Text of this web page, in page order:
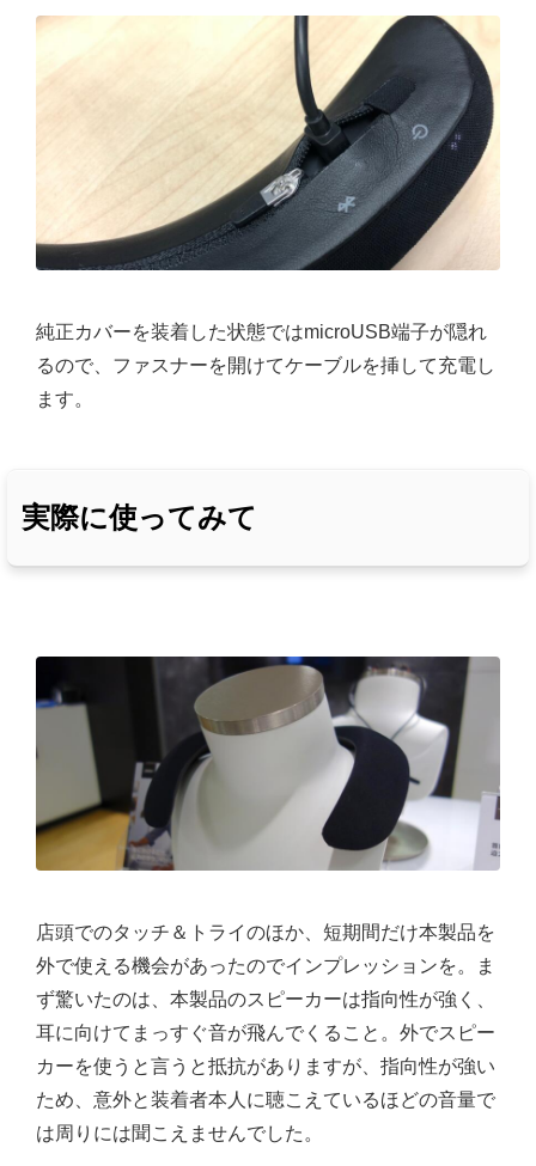
純正カバーを装着した状態ではmicroUSB端子が隠れ
るので、ファスナーを開けてケーブルを挿して充電し
ます。
実際に使ってみて
店頭でのタッチ＆トライのほか、短期間だけ本製品を
外で使える機会があったのでインプレッションを。ま
ず驚いたのは、本製品のスピーカーは指向性が強く、
耳に向けてまっすぐ音が飛んでくること。外でスピー
カーを使うと言うと抵抗がありますが、指向性が強い
ため、意外と装着者本人に聴こえているほどの音量で
は周りには聞こえませんでした。